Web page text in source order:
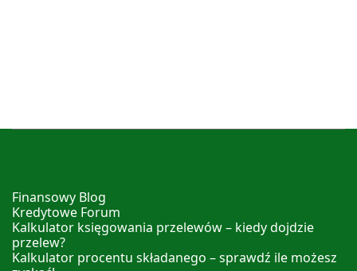
Finansowy Blog
Kredytowe Forum
Kalkulator księgowania przelewów – kiedy dojdzie
przelew?
Kalkulator procentu składanego – sprawdź ile możesz